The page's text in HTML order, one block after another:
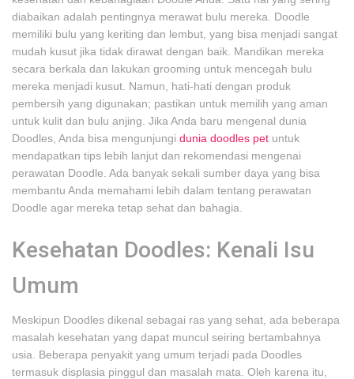
diabaikan adalah pentingnya merawat bulu mereka. Doodle
memiliki bulu yang keriting dan lembut, yang bisa menjadi sangat
mudah kusut jika tidak dirawat dengan baik. Mandikan mereka
secara berkala dan lakukan grooming untuk mencegah bulu
mereka menjadi kusut. Namun, hati-hati dengan produk
pembersih yang digunakan; pastikan untuk memilih yang aman
untuk kulit dan bulu anjing. Jika Anda baru mengenal dunia
Doodles, Anda bisa mengunjungi dunia doodles pet untuk
mendapatkan tips lebih lanjut dan rekomendasi mengenai
perawatan Doodle. Ada banyak sekali sumber daya yang bisa
membantu Anda memahami lebih dalam tentang perawatan
Doodle agar mereka tetap sehat dan bahagia.
Kesehatan Doodles: Kenali Isu
Umum
Meskipun Doodles dikenal sebagai ras yang sehat, ada beberapa
masalah kesehatan yang dapat muncul seiring bertambahnya
usia. Beberapa penyakit yang umum terjadi pada Doodles
termasuk displasia pinggul dan masalah mata. Oleh karena itu,